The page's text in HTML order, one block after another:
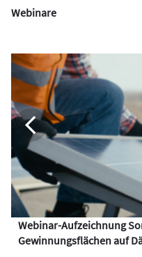
Webinare
Webinar-Aufzeichnung
Gewinnungsflächen auf